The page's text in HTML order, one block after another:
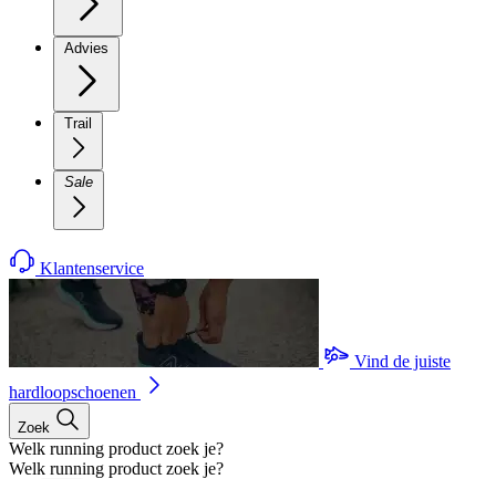
Advies
Trail
Sale
Klantenservice
Vind de juiste
hardloopschoenen
Zoek
Welk running product zoek je?
Welk running product zoek je?